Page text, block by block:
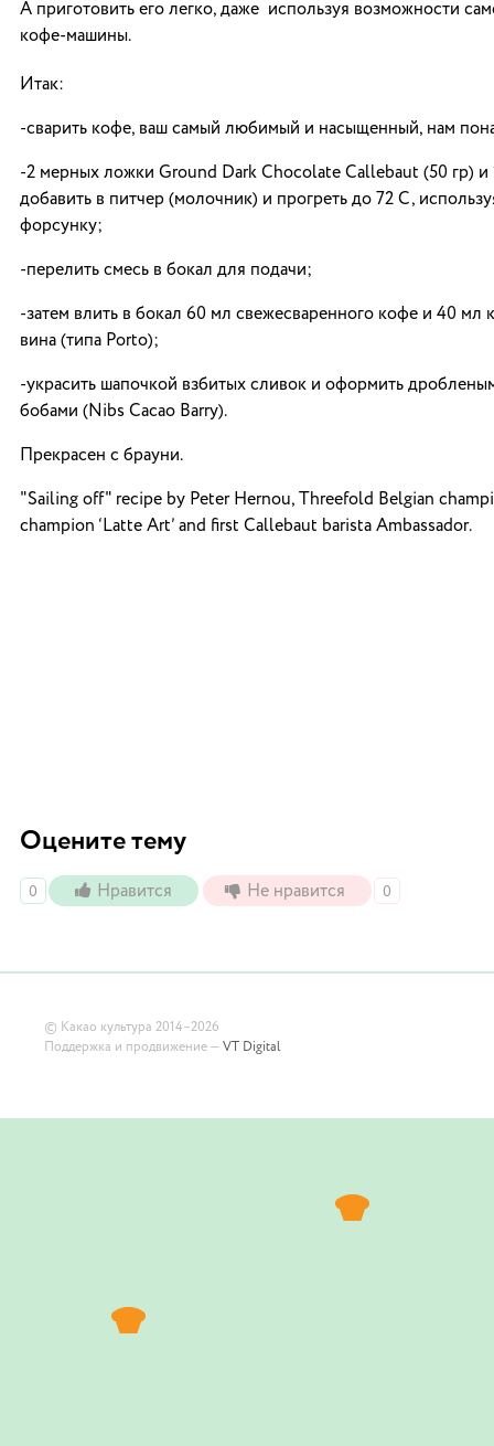
А приготовить его легко, даже используя возможности
кофе-машины.
Итак:
-сварить кофе, ваш самый любимый и насыщенный, нам
-2 мерных ложки Ground Dark Chocolate Callebaut (50 гр) и
добавить в питчер (молочник) и прогреть до 72 С,
форсунку;
-перелить смесь в бокал для подачи;
-затем влить в бокал 60 мл свежесваренного кофе и 40 мл
вина (типа Porto);
-украсить шапочкой взбитых сливок и оформить
бобами (Nibs Cacao Barry).
Прекрасен с брауни.
"Sailing off" recipe by Peter Hernou, Threefold Belgian
champion ‘Latte Art’ and first Callebaut barista Ambassador.
Оцените тему
0 Нравится Не нравится 0
© Какао культура 2014–2026
Поддержка и продвижение — VT Digital